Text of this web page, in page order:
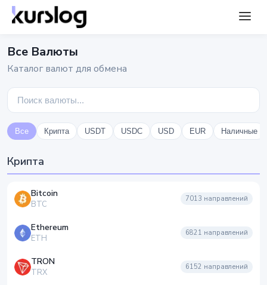
Все Валюты
Каталог валют для обмена
Все Крипта USDT USDC USD EUR Наличные
Крипта
Bitcoin
BTC
7013 направлений
Ethereum
ETH
6821 направлений
TRON
TRX
6152 направлений